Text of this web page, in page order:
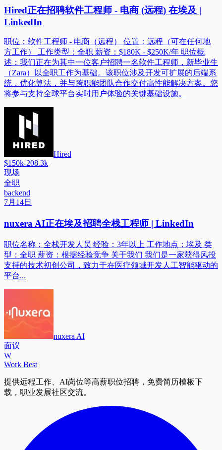
Hired正在招聘软件工程师 - 电商 (远程) 在埃及 |
LinkedIn
职位：软件工程师 - 电商（远程） 位置：远程（可在任何地
方工作） 工作类型：全职 薪资：$180K - $250K/年 职位概
述：我们正在为其中一位客户招聘一名软件工程师，新毕业生
（Zara）以全职工作为基础。该职位涉及开发可扩展的后端系
统，优化算法，并与跨职能团队合作交付高性能解决方案。您
将参与支持全球平台实时用户体验的关键基础设施。
Hired
$150k-208.3k
现场
全职
backend
7月14日
nuxera AI正在埃及招聘全栈工程师 | LinkedIn
职位名称：全栈开发人员 经验：3年以上 工作地点：埃及 类
型：全职 薪资：根据经验竞争 关于我们 我们是一家获得风投
支持的技术初创公司，致力于在医疗领域开发人工智能驱动的
平台...
nuxera AI
面议
W
Work Best
提供远程工作、AI岗位等高薪职位招聘，免费简历模板下
载，职业发展社区交流。